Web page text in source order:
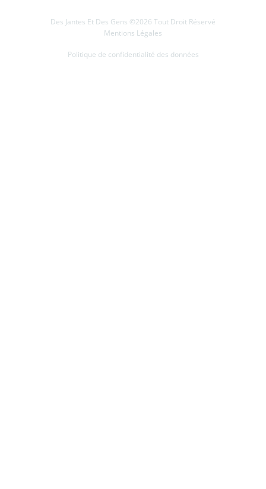
Des Jantes Et Des Gens ©2026 Tout Droit Réservé
Mentions Légales
Politique de confidentialité des données